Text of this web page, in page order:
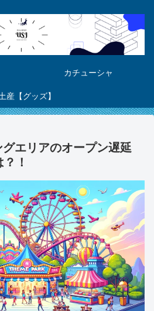
カチューシャ
産【グッズ】
エリアのオープン遅延
！